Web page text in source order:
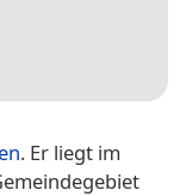
. Er liegt im